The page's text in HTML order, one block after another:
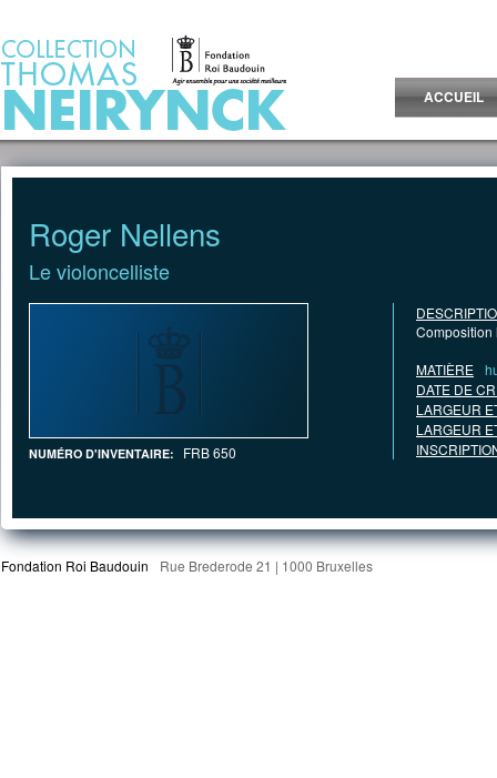
ACCUEIL
Roger Nellens
Le violoncelliste
NUMÉRO D'INVENTAIRE: FRB 650
Composition
MATIÈRE
DATE DE
LARGEUR
LARGEUR
Fondation Roi Baudouin Rue Brederode 21 | 1000 Bruxelles